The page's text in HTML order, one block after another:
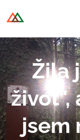
Žila
život",
jsem